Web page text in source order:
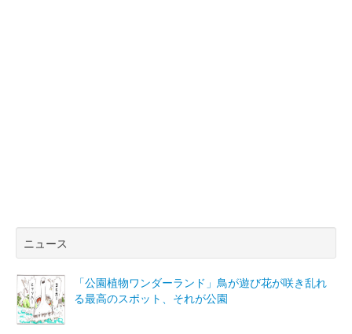
ニュース
「公園植物ワンダーランド」鳥が遊び花が咲き乱れ
る最高のスポット、それが公園